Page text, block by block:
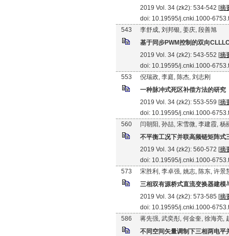
2019 Vol. 34 (zk2): 534-542 [摘
doi: 10.19595/j.cnki.1000-
543
李舒成, 刘邦银, 姜庆, 段善旭
基于同步PWM控制的双向
2019 Vol. 34 (zk2): 543-552 [摘
doi: 10.19595/j.cnki.1000-
553
倪瑞政, 李庭, 陈杰, 刘志刚
一种脉冲式死区补偿方法的研究
2019 Vol. 34 (zk2): 553-559 [摘
doi: 10.19595/j.cnki.1000-
560
闫朝阳, 孙喆, 宋雪微, 李建霞, 杨
不平衡工况下并联高频链矩阵式
2019 Vol. 34 (zk2): 560-572 [摘
doi: 10.19595/j.cnki.1000-
573
宋胜利, 李卓强, 姚志, 陈东, 许景
三相双有源桥式直流变换器建模
2019 Vol. 34 (zk2): 573-585 [摘
doi: 10.19595/j.cnki.1000-
586
蒋先强, 武奕彤, 何金奎, 徐海亮,
不同空间矢量调制下三相两电平